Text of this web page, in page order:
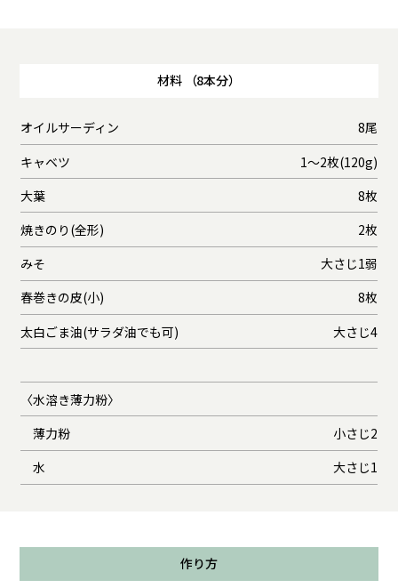
材料 （8本分）
オイルサーディン
8尾
キャベツ
1～2枚(120g)
大葉
8枚
焼きのり(全形)
2枚
みそ
大さじ1弱
春巻きの皮(小)
8枚
太白ごま油(サラダ油でも可)
大さじ4
〈水溶き薄力粉〉
薄力粉
小さじ2
水
大さじ1
作り方